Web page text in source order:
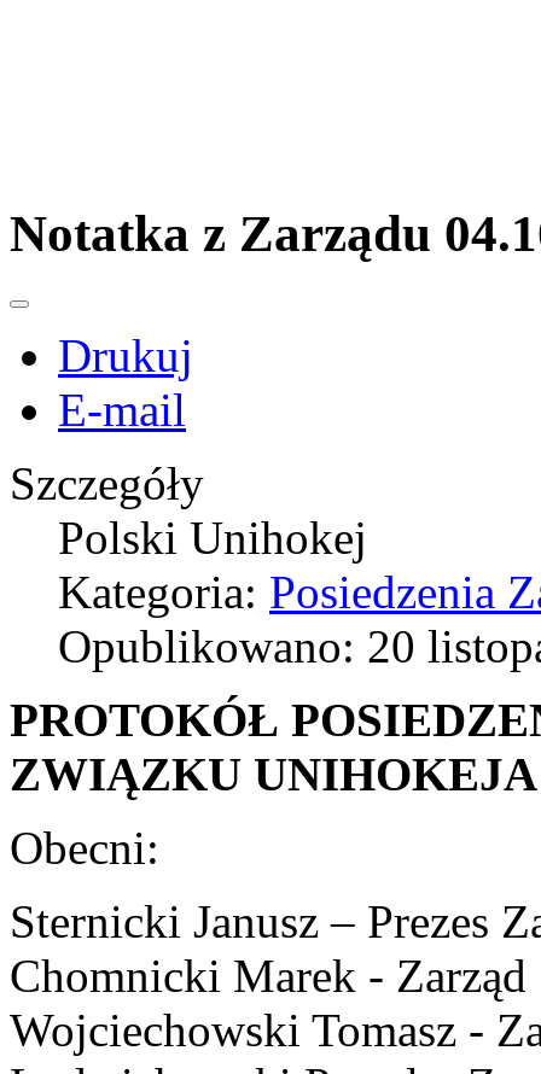
Notatka z Zarządu
Drukuj
E-mail
Szczegóły
Polski Unihokej
Kategoria: Posiedzenia
Opublikowano: 20
PROTOKÓŁ
ZWIĄZKU UNIHOKEJA
Obecni:
Sternicki Janusz – Prezes
Chomnicki Marek - Zarząd
Wojciechowski Tomasz -